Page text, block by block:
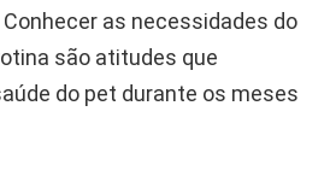
as necessidades do
são atitudes que
do pet durante os meses